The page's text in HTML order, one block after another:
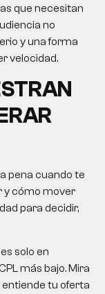
que necesitan
no
y una forma
velocidad.
pena cuando te
y cómo mover
para decidir,
solo en
más bajo. Mira
entiende tu oferta